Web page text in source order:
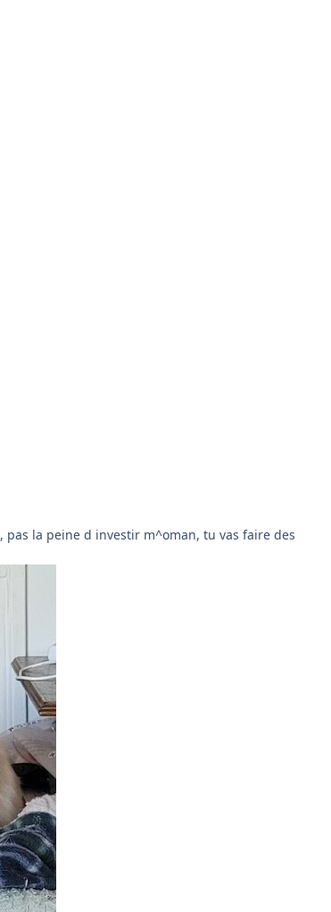
, pas la peine d investir m^oman, tu vas faire des